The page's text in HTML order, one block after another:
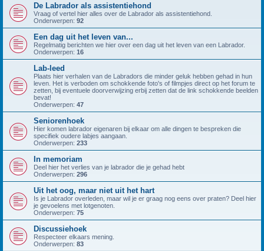
De Labrador als assistentiehond
Vraag of vertel hier alles over de Labrador als assistentiehond.
Onderwerpen: 92
Een dag uit het leven van...
Regelmatig berichten we hier over een dag uit het leven van een Labrador.
Onderwerpen: 16
Lab-leed
Plaats hier verhalen van de Labradors die minder geluk hebben gehad in hun
leven. Het is verboden om schokkende foto's of filmpjes direct op het forum te
zetten, bij eventuele doorverwijzing erbij zetten dat de link schokkende beelden
bevat!
Onderwerpen: 47
Seniorenhoek
Hier komen labrador eigenaren bij elkaar om alle dingen te bespreken die
specifiek oudere labjes aangaan.
Onderwerpen: 233
In memoriam
Deel hier het verlies van je labrador die je gehad hebt
Onderwerpen: 296
Uit het oog, maar niet uit het hart
Is je Labrador overleden, maar wil je er graag nog eens over praten? Deel hier
je gevoelens met lotgenoten.
Onderwerpen: 75
Discussiehoek
Respecteer elkaars mening.
Onderwerpen: 83